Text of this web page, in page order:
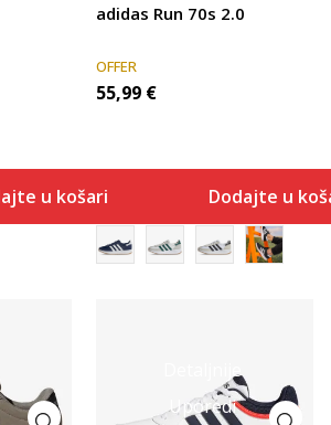
u košaricu
adidas Run 70s 2.0
OFFER
55,99 €
Dodajte u
Detaljnije
Uporedi